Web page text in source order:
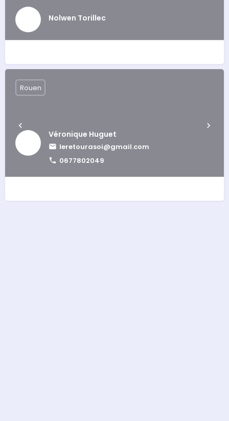
Nolwen Torillec
Véronique Huguet
leretourasoi@gmail.com
0677802049
Rouen